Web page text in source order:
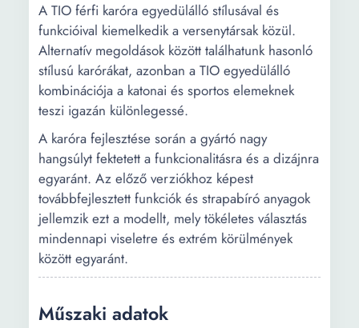
A TIO férfi karóra egyedülálló stílusával és
funkcióival kiemelkedik a versenytársak közül.
Alternatív megoldások között találhatunk hasonló
stílusú karórákat, azonban a TIO egyedülálló
kombinációja a katonai és sportos elemeknek
teszi igazán különlegessé.
A karóra fejlesztése során a gyártó nagy
hangsúlyt fektetett a funkcionalitásra és a dizájnra
egyaránt. Az előző verziókhoz képest
továbbfejlesztett funkciók és strapabíró anyagok
jellemzik ezt a modellt, mely tökéletes választás
mindennapi viseletre és extrém körülmények
között egyaránt.
Műszaki adatok